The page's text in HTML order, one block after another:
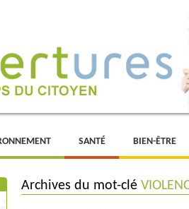
SANTÉ BIEN-ÊTRE
Archives du mot-clé